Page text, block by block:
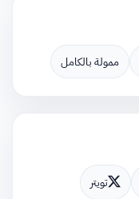
ممولة بالكامل
تويتر